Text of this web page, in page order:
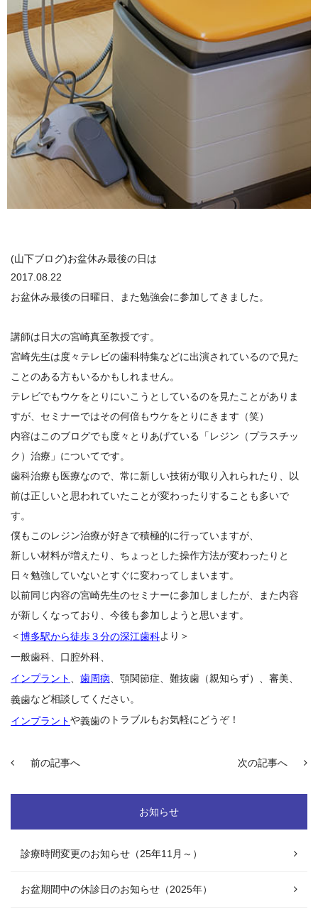
(山下ブログ)お盆休み最後の日は
2017.08.22
お盆休み最後の日曜日、また勉強会に参加してきました。
講師は日大の宮崎真至教授です。
宮崎先生は度々テレビの歯科特集などに出演されているので見た
ことのある方もいるかもしれません。
テレビでもウケをとりにいこうとしているのを見たことがありま
すが、セミナーではその何倍もウケをとりにきます（笑）
内容はこのブログでも度々とりあげている「レジン（プラスチッ
ク）治療」についてです。
歯科治療も医療なので、常に新しい技術が取り入れられたり、以
前は正しいと思われていたことが変わったりすることも多いで
す。
僕もこのレジン治療が好きで積極的に行っていますが、
新しい材料が増えたり、ちょっとした操作方法が変わったりと
日々勉強していないとすぐに変わってしまいます。
以前同じ内容の宮崎先生のセミナーに参加しましたが、また内容
が新しくなっており、今後も参加しようと思います。
＜博多駅から徒歩３分の深江歯科より＞
一般歯科、口腔外科、
インプラント
歯周病 、顎関節症、難抜歯（親知らず）、審美、
義歯など相談してください。
インプラントや義歯のトラブルもお気軽にどうぞ！
前の記事へ 次の記事へ
お知らせ
診療時間変更のお知らせ（25年11月～）
お盆期間中の休診日のお知らせ（2025年）